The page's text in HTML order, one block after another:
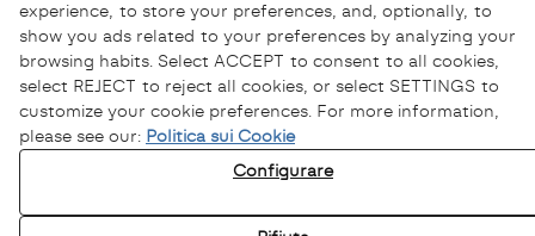
experience, to store your preferences, and, optionally, to
show you ads related to your preferences by analyzing your
browsing habits. Select ACCEPT to consent to all cookies,
select REJECT to reject all cookies, or select SETTINGS to
customize your cookie preferences. For more information,
please see our: Politica sui Cookie
Configurare